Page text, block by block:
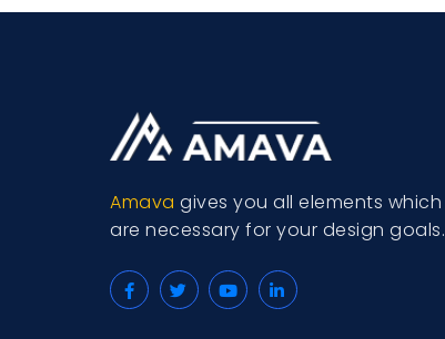
Amava gives you all elements which
are necessary for your design goals.